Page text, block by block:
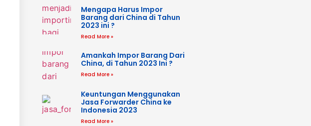
Mengapa Harus Impor
Barang dari China di Tahun
2023 ini ?
Read More »
Amankah Impor Barang Dari
China, di Tahun 2023 Ini ?
Read More »
Keuntungan Menggunakan
Jasa Forwarder China ke
Indonesia 2023
Read More »